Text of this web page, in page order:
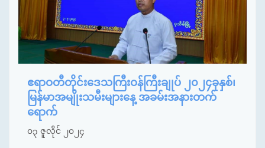
ဧရာဝတီတိုင်းဒေသကြီးဝန်ကြီးချုပ် ၂၀၂၄ခုနှစ်၊
မြန်မာအမျိုးသမီးများနေ့ အခမ်းအနားတက်
ရောက်
၀၃ ဇူလိုင် ၂၀၂၄